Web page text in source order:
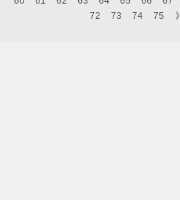
72
73 74 75 》